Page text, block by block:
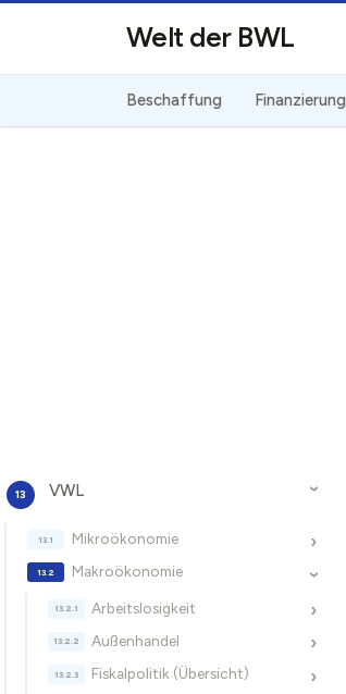
Welt der BWL
Beschaffung Finanzierung
›
VWL
›
Mikroökonomie
›
Makroökonomie
›
Arbeitslosigkeit
›
Außenhandel
›
Fiskalpolitik (Übersicht)